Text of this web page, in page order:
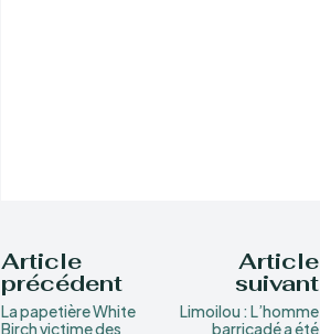
Article
précédent
La papetière White
Birch victime des
Article
suivant
Limoilou : L’homme
barricadé a été